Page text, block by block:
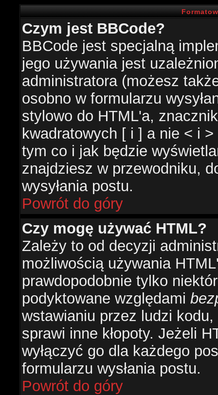
Czym jest BBCode?
BBCode jest specjalną
jego używania jest
administratora (możesz
osobno w formularzu
stylowo do HTML'a,
kwadratowych [ i ] a nie < i
tym co i jak będzie
znajdziesz w przewodniku,
wysyłania postu.
Powrót do góry
Czy mogę używać HTML?
Zależy to od decyzji
możliwością używania
prawdopodobnie tylko
podyktowane względami
wstawianiu przez ludzi
sprawi inne kłopoty. Jeżeli
wyłączyć go dla każdego
formularzu wysłania postu.
Powrót do góry